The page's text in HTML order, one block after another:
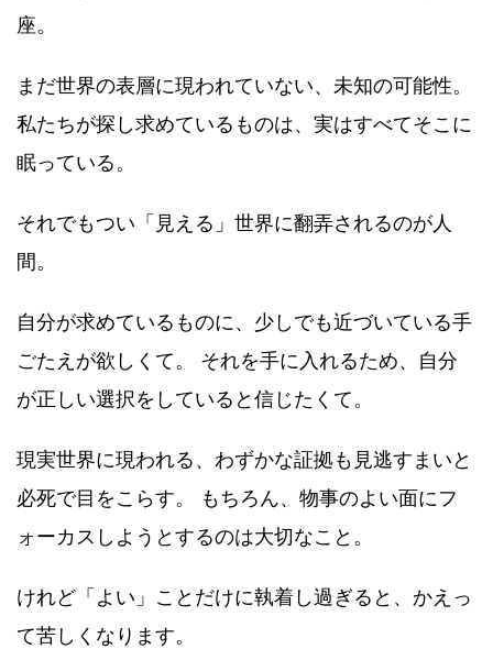
座。
まだ世界の表層に現われていない、未知の可能性。
私たちが探し求めているものは、実はすべてそこに
眠っている。
それでもつい「見える」世界に翻弄されるのが人
間。
自分が求めているものに、少しでも近づいている手
ごたえが欲しくて。 それを手に入れるため、自分
が正しい選択をしていると信じたくて。
現実世界に現われる、わずかな証拠も見逃すまいと
必死で目をこらす。 もちろん、物事のよい面にフ
ォーカスしようとするのは大切なこと。
けれど「よい」ことだけに執着し過ぎると、かえっ
て苦しくなります。